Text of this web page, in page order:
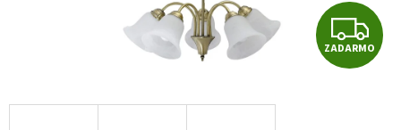
Z
A
ZADARMO